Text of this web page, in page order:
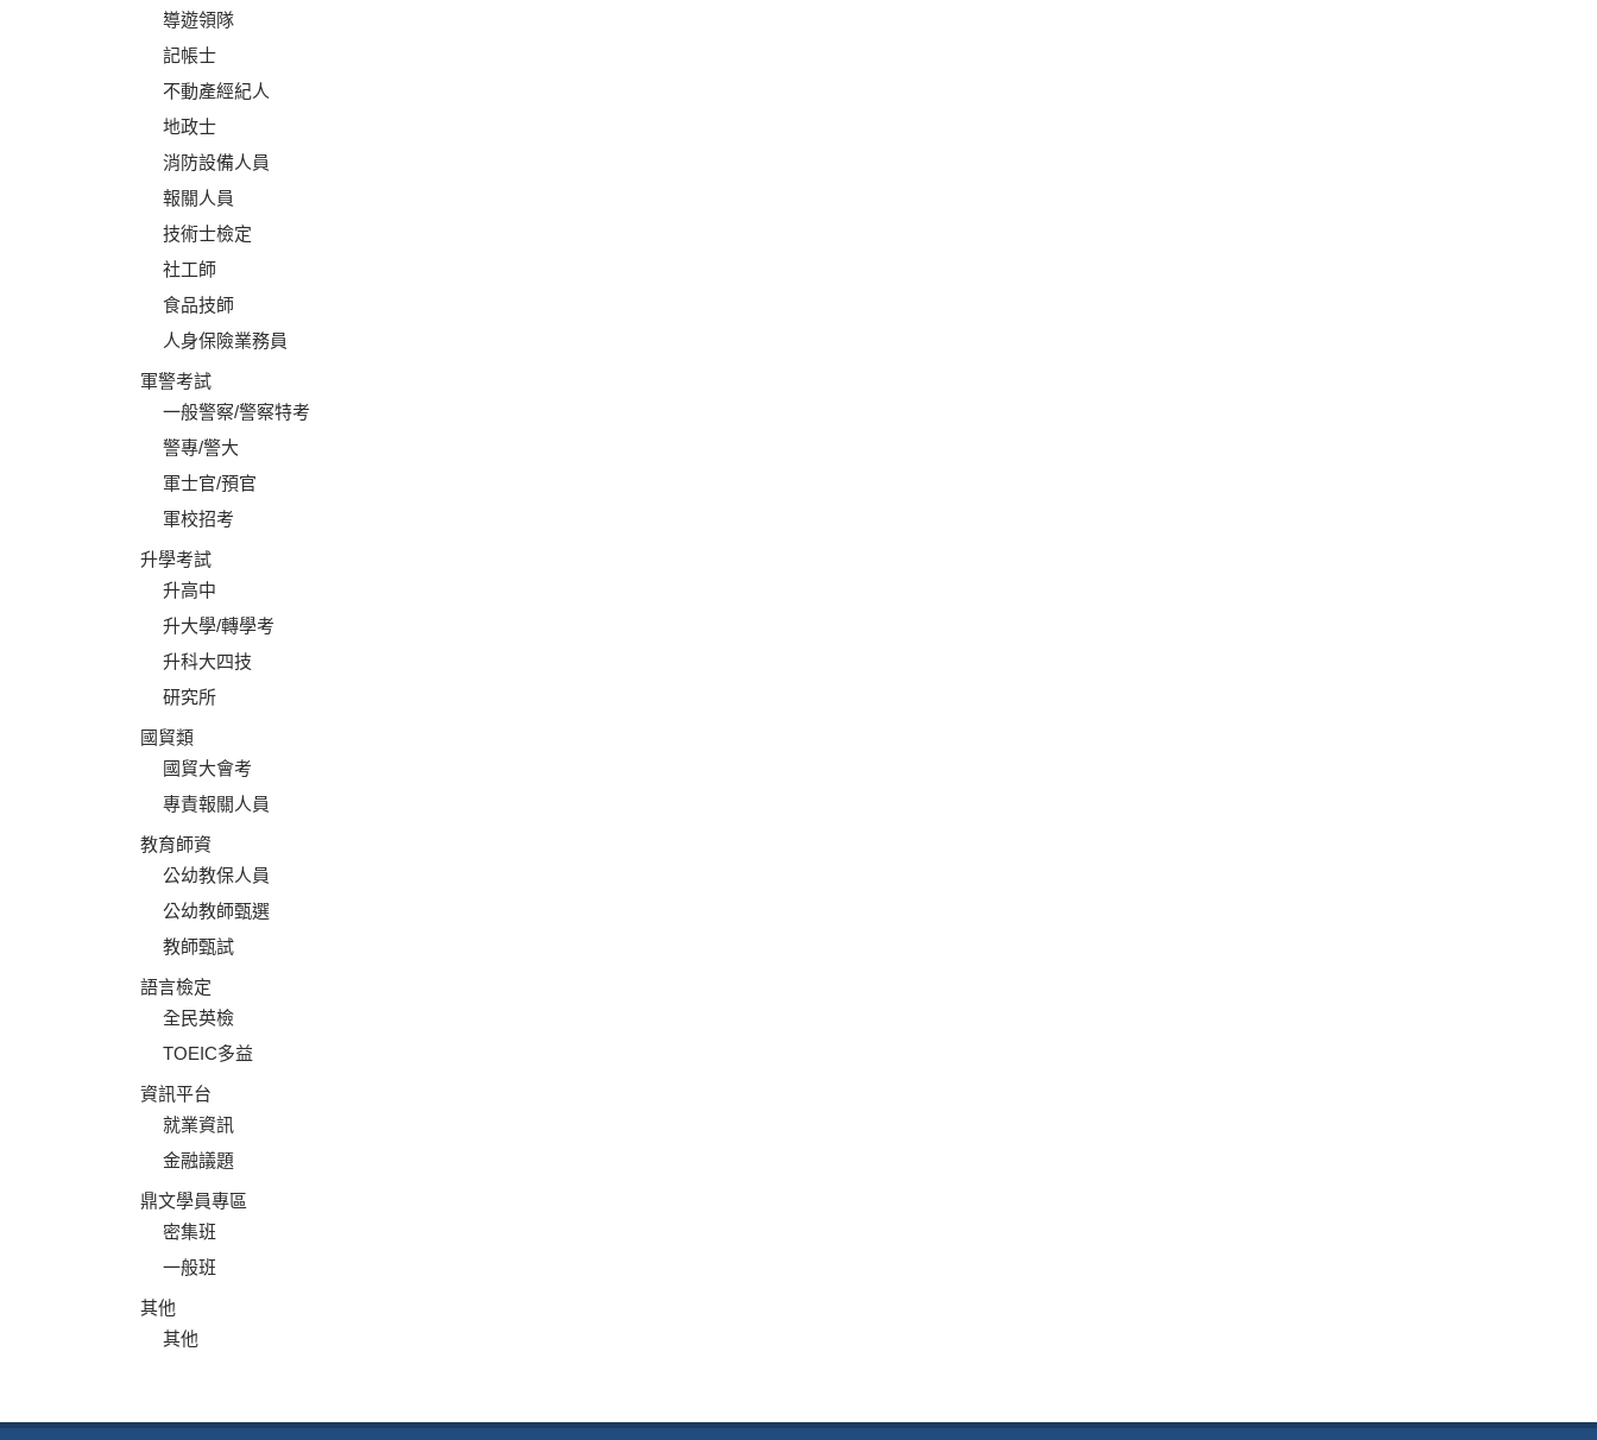
導遊領隊
記帳士
不動產經紀人
地政士
消防設備人員
報關人員
技術士檢定
社工師
食品技師
人身保險業務員
軍警考試
一般警察/警察特考
警專/警大
軍士官/預官
軍校招考
升學考試
升高中
升大學/轉學考
升科大四技
研究所
國貿類
國貿大會考
專責報關人員
教育師資
公幼教保人員
公幼教師甄選
教師甄試
語言檢定
全民英檢
TOEIC多益
資訊平台
就業資訊
金融議題
鼎文學員專區
密集班
一般班
其他
其他